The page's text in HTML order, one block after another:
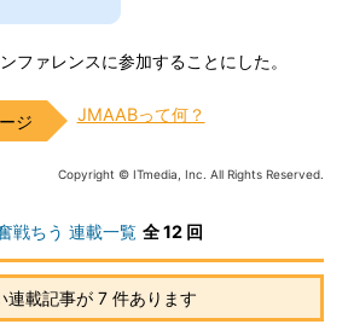
ファレンスに参加することにした。
JMAABって何？
Copyright © ITmedia, Inc. All Rights Reserved.
戦ちう 連載一覧 全 12 回
連載記事が 7 件あります